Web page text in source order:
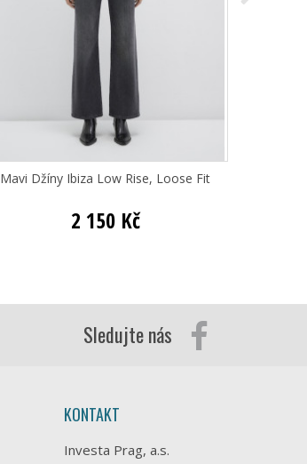
Mavi Džíny Ibiza Low Rise, Loose Fit
2 150 Kč
Sledujte nás
KONTAKT
Investa Prag, a.s.